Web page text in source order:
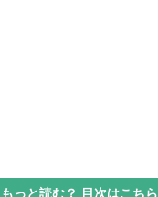
もっと読む？ 目次はこちら